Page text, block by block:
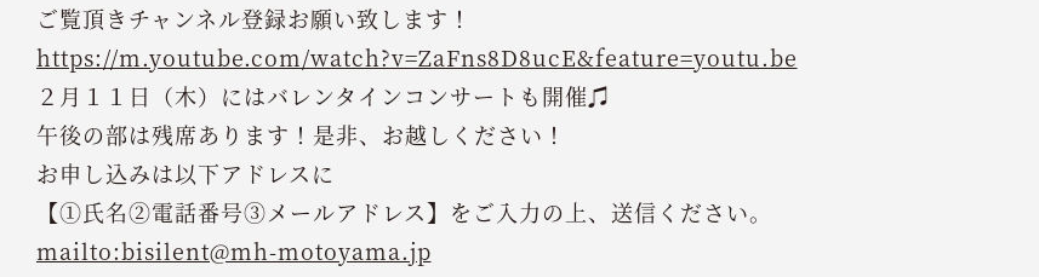
ご覧頂きチャンネル登録お願い致します！
https://m.youtube.com/watch?v=ZaFns8D8ucE&feature=youtu.be
２月１１日（木）にはバレンタインコンサートも開催♫
午後の部は残席あります！是非、お越しください！
お申し込みは以下アドレスに
【①氏名②電話番号③メールアドレス】をご入力の上、送信ください。
mailto:bisilent@mh-motoyama.jp